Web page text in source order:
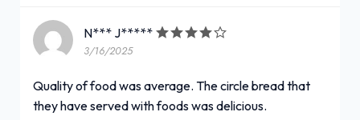
N*** J*****
3/16/2025
Quality of food was average. The circle bread that
they have served with foods was delicious.